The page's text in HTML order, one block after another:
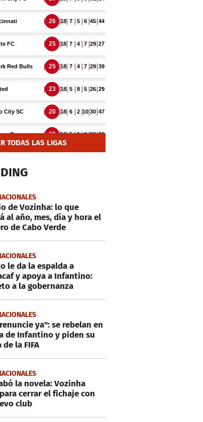
TODAS LAS LIGAS
de Vozinha: lo que
al año, mes, día y hora el
de Cabo Verde
le da la espalda a
y apoya a Infantino:
a la gobernanza
ya": se rebelan en
de Infantino y piden su
la FIFA
la novela: Vozinha
cerrar el fichaje con
club